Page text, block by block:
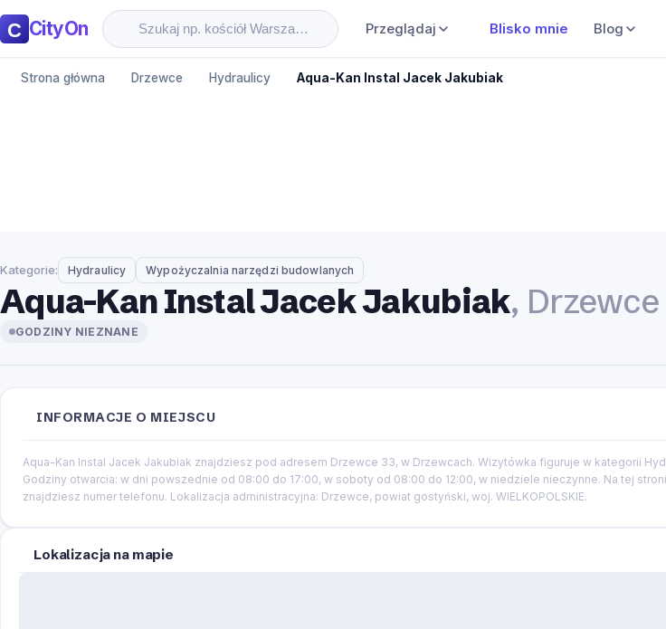
CityOn Przeglądaj Blisko mnie Blog
Strona główna Drzewce Hydraulicy Aqua-Kan Instal Jacek Jakubiak
Kategorie: Hydraulicy Wypożyczalnia narzędzi budowlanych
Aqua-Kan Instal Jacek Jakubiak,
GODZINY NIEZNANE
INFORMACJE O MIEJSCU
Aqua-Kan Instal Jacek Jakubiak znajdziesz pod adresem Drzewce 33, w Drzewcach. Wizytówka figuruje w kategorii
Godziny otwarcia: w dni powszednie od 08:00 do 17:00, w soboty od 08:00 do 12:00, w niedziele nieczynne. Na tej
znajdziesz numer telefonu. Lokalizacja administracyjna: Drzewce, powiat gostyński, woj. WIELKOPOLSKIE.
Lokalizacja na mapie